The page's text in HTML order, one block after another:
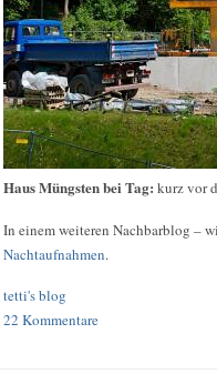
Haus Müngsten bei Tag: kurz vor
In einem weiteren Nachbarblog –
Nachtaufnahmen.
tetti's blog
22 Kommentare